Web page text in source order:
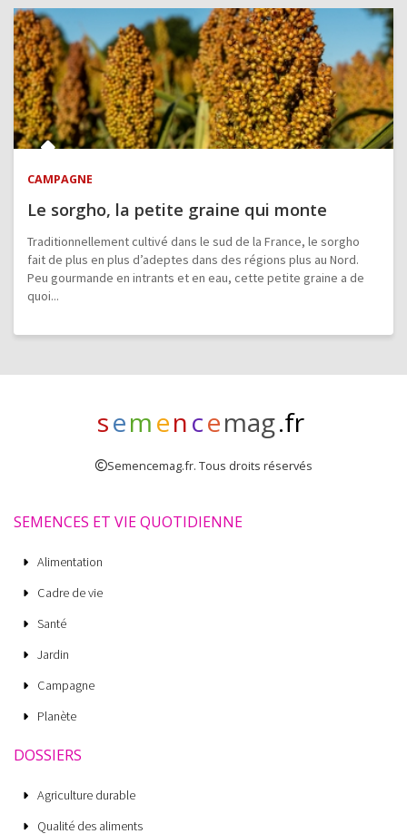
CAMPAGNE
Le sorgho, la petite graine qui monte
Traditionnellement cultivé dans le sud de la France, le sorgho
fait de plus en plus d’adeptes dans des régions plus au Nord.
Peu gourmande en intrants et en eau, cette petite graine a de
quoi...
semencemag.fr
Semencemag.fr. Tous droits réservés
SEMENCES ET VIE QUOTIDIENNE
Alimentation
Cadre de vie
Santé
Jardin
Campagne
Planète
DOSSIERS
Agriculture durable
Qualité des aliments